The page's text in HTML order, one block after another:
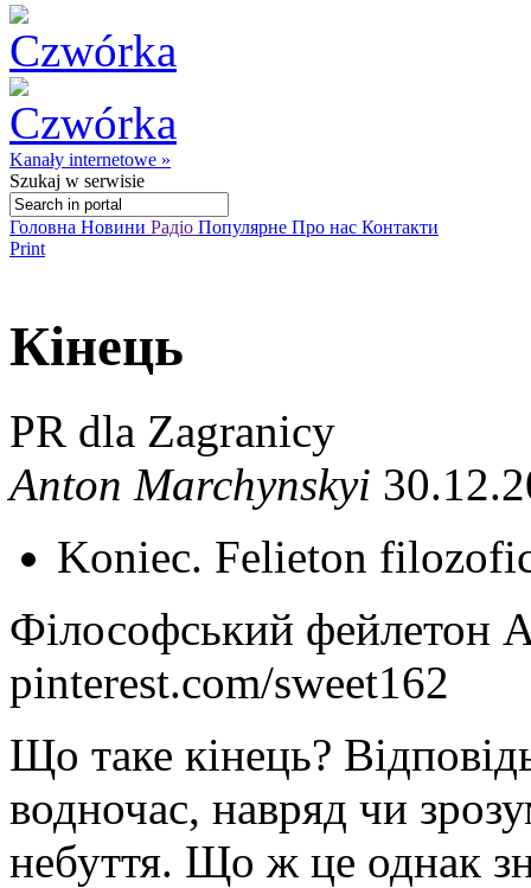
Kanały internetowe »
Szukaj w serwisie
Головна Новини Радіо Популярне Про нас Контакти
Print
Кінець
PR dla Zagranicy
Anton Marchynskyi
Koniec. Felieton
Філософський фейлетон
pinterest.com/sweet162
Що таке кінець?
водночас, навряд чи
небуття. Що ж це однак